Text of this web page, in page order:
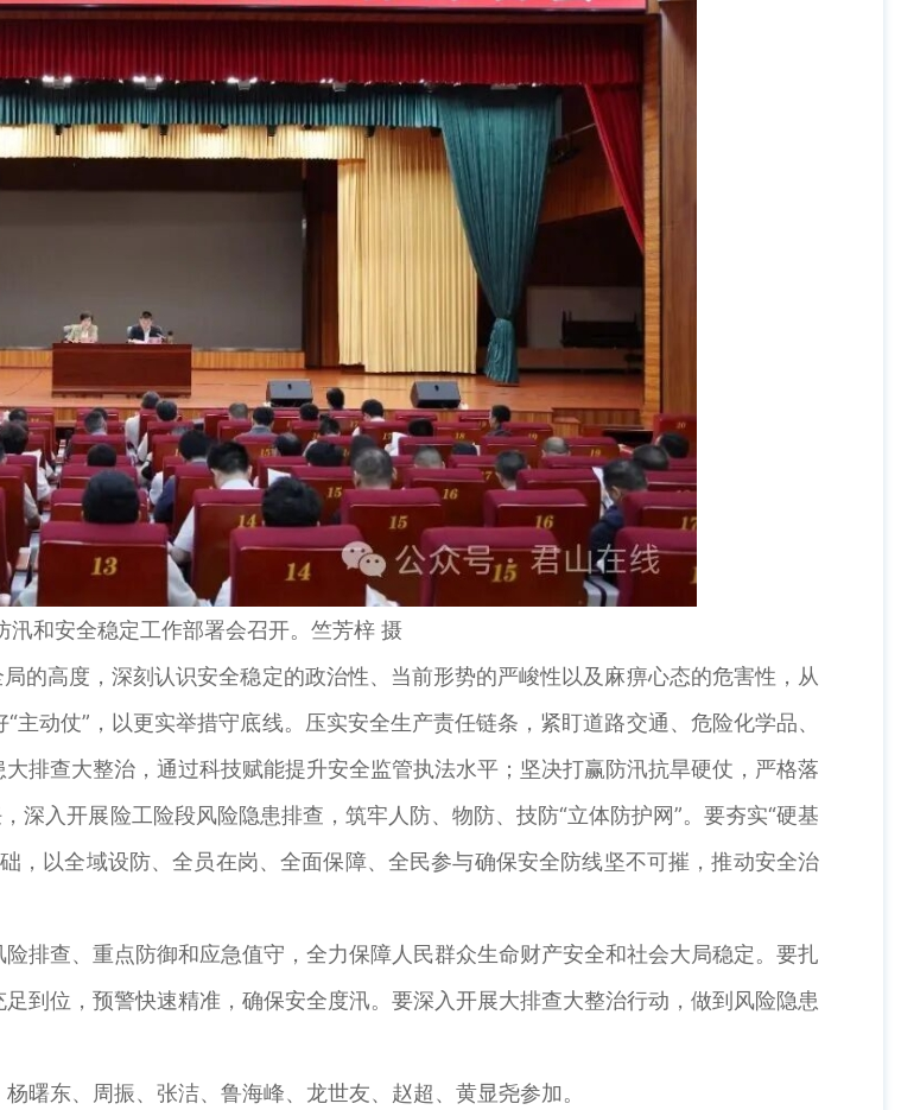
和安全稳定工作部署会召开。竺芳梓 摄
高度，深刻认识安全稳定的政治性、当前形势的严峻性以及麻痹心态的危害性，从
动仗”，以更实举措守底线。压实安全生产责任链条，紧盯道路交通、危险化学品、
排查大整治，通过科技赋能提升安全监管执法水平；坚决打赢防汛抗旱硬仗，严格落
深入开展险工险段风险隐患排查，筑牢人防、物防、技防“立体防护网”。要夯实“硬基
，以全域设防、全员在岗、全面保障、全民参与确保安全防线坚不可摧，推动安全治
查、重点防御和应急值守，全力保障人民群众生命财产安全和社会大局稳定。要扎
到位，预警快速精准，确保安全度汛。要深入开展大排查大整治行动，做到风险隐患
东、周振、张洁、鲁海峰、龙世友、赵超、黄显尧参加。